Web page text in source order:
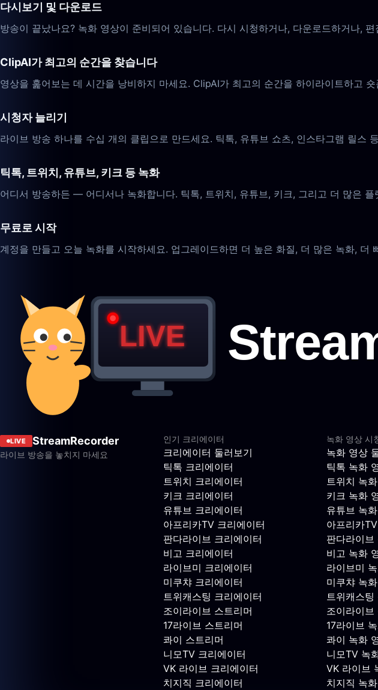
다시보기 및 다운로드
방송이 끝났나요? 녹화 영상이 준비되어 있습니다. 다시 시청하거나, 다운로드하거나,
ClipAI가 최고의 순간을 찾습니다
영상을 훑어보는 데 시간을 낭비하지 마세요. ClipAI가 최고의 순간을 하이라이트하고
시청자 늘리기
라이브 방송 하나를 수십 개의 클립으로 만드세요. 틱톡, 유튜브 쇼츠, 인스타그램 릴스
틱톡, 트위치, 유튜브, 키크 등 녹화
어디서 방송하든 — 어디서나 녹화합니다. 틱톡, 트위치, 유튜브, 키크, 그리고 더 많은 플
무료로 시작
계정을 만들고 오늘 녹화를 시작하세요. 업그레이드하면 더 높은 화질, 더 많은 녹화, 더
LIVE StreamRecorder
라이브 방송을 놓치지 마세요
인기 크리에이터
크리에이터 둘러보기
틱톡 크리에이터
트위치 크리에이터
키크 크리에이터
유튜브 크리에이터
아프리카TV 크리에이터
판다라이브 크리에이터
비고 크리에이터
라이브미 크리에이터
미쿠챠 크리에이터
트위캐스팅 크리에이터
조이라이브 스트리머
17라이브 스트리머
콰이 스트리머
니모TV 크리에이터
VK 라이브 크리에이터
치지직 크리에이터
녹화 영상 시
녹화 영상
틱톡 녹화
트위치 녹
키크 녹화
유튜브 녹
아프리카
판다라이브
비고 녹화
라이브미
미쿠챠 녹
트위캐스
조이라이브
17라이브
콰이 녹화
니모TV 녹
VK 라이브
치지직 녹화